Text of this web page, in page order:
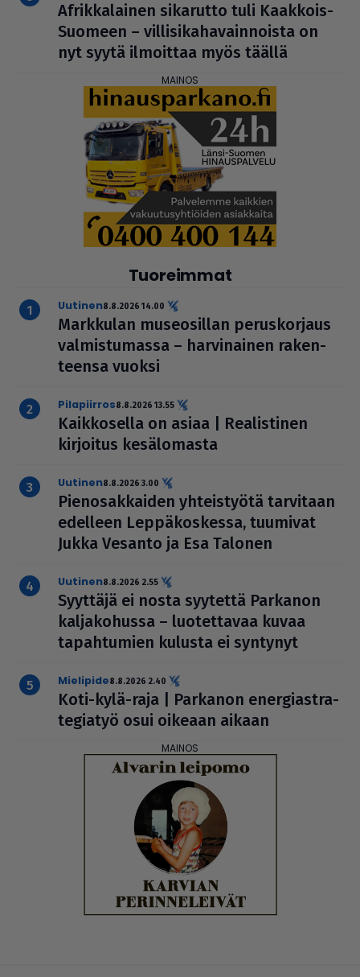
Afrik­ka­lai­nen sikarutto tuli Kaakkois-
Suomeen – vil­li­si­ka­ha­vain­noista on
nyt syytä ilmoittaa myös täällä
Tuoreimmat
uutinen8.8.2026 14.00
Markkulan muse­o­sil­lan perus­kor­jaus
val­mis­tu­massa – har­vi­nai­nen raken­
teensa vuoksi
pilapiirros8.8.2026 13.55
Kaik­ko­sella on asiaa | Rea­lis­ti­nen
kirjoitus kesä­lo­masta
uutinen8.8.2026 3.00
Pie­no­sak­kai­den yhteis­työtä tarvitaan
edelleen Lep­pä­kos­kessa, tuumivat
Jukka Vesanto ja Esa Talonen
uutinen8.8.2026 2.55
Syyttäjä ei nosta syytettä Parkanon
kal­ja­ko­hussa – luo­tet­ta­vaa kuvaa
tapah­tu­mien kulusta ei syntynyt
mielipide8.8.2026 2.40
Koti-kylä-raja | Parkanon ener­gi­ast­ra­
te­gi­a­työ osui oikeaan aikaan